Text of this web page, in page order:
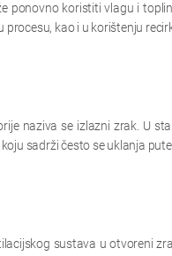
ponovno koristiti vlagu i
kao i u korištenju
naziva se izlazni zrak. U
sadrži često se uklanja
sustava u otvoreni